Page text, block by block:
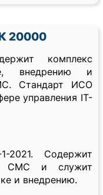
20000
комплекс
внедрению и
Стандарт ИСО
управления IT-
Содержит
к СМС и служит
и внедрению.